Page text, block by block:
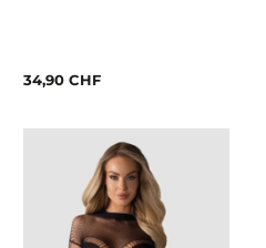
34,90 CHF